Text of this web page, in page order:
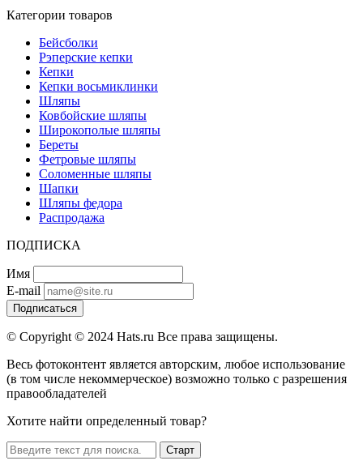
Категории товаров
Бейсболки
Рэперские кепки
Кепки
Кепки восьмиклинки
Шляпы
Ковбойские шляпы
Широкополые шляпы
Береты
Фетровые шляпы
Соломенные шляпы
Шапки
Шляпы федора
Распродажа
ПОДПИСКА
Имя
E-mail
Подписаться
© Copyright © 2024 Hats.ru Все права защищены.
Весь фотоконтент является авторским, любое использование
(в том числе некоммерческое) возможно только с разрешения
правообладателей
Хотите найти определенный товар?
Старт